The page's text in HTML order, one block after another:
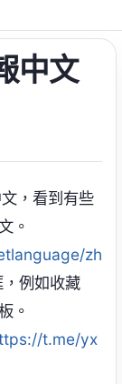
中文
，看到有些
。
zh
，例如收藏
。
t.me/yx